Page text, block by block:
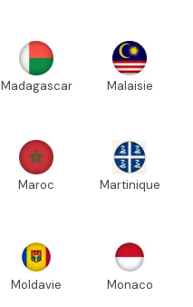
Madagascar Malaisie
Maroc Martinique
Moldavie Monaco